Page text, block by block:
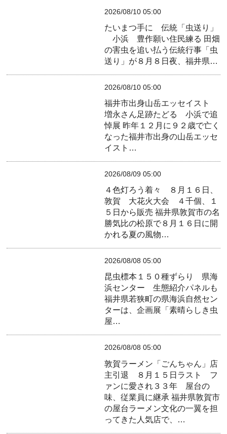
2026/08/10 05:00
たいまつ手に 伝統「虫送り」
小浜 豊作願い住民練る 田畑
の害虫を追い払う伝統行事「虫
送り」が８月８日夜、福井県…
2026/08/10 05:00
福井市出身山岳エッセイスト
増永さん足跡たどる 小浜で追
悼展 昨年１２月に９２歳で亡く
なった福井市出身の山岳エッセ
イスト…
2026/08/09 05:00
４色灯ろう着々 ８月１６日、
敦賀 大花火大会 ４千個、１
５日から販売 福井県敦賀市の名
勝気比の松原で８月１６日に開
かれる夏の風物…
2026/08/08 05:00
昆虫標本１５０種ずらり 県海
浜センター 生態紹介パネルも
福井県若狭町の県海浜自然セン
ターは、企画展「素晴らしき虫
屋…
2026/08/08 05:00
敦賀ラーメン「ごんちゃん」店
主引退 ８月１５日ラスト フ
ァンに愛され３３年 屋台の
味、従業員に継承 福井県敦賀市
の屋台ラーメン文化の一翼を担
ってきた人気店で、…